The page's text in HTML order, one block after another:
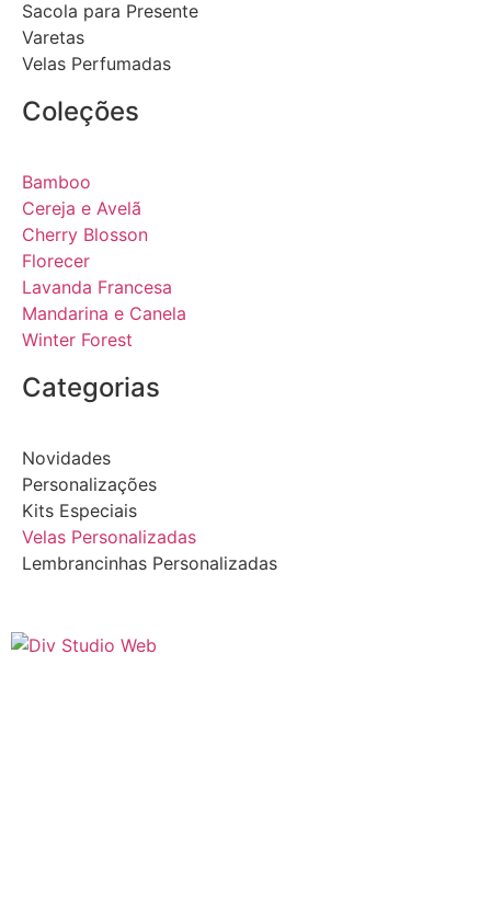
Sacola para Presente
Varetas
Velas Perfumadas
Coleções
Bamboo
Cereja e Avelã
Cherry Blosson
Florecer
Lavanda Francesa
Mandarina e Canela
Winter Forest
Categorias
Novidades
Personalizações
Kits Especiais
Velas Personalizadas
Lembrancinhas Personalizadas